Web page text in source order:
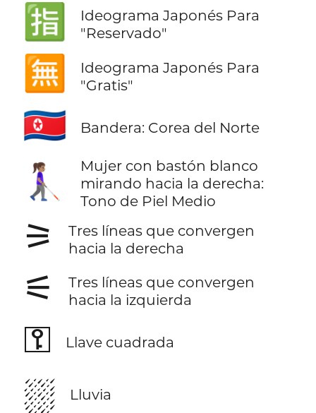
🈯
Ideograma Japonés Para
"Reservado"
🈚
Ideograma Japonés Para
"Gratis"
🇰🇵 Bandera: Corea del Norte
👩🏽‍🦯‍➡️
Mujer con bastón blanco
mirando hacia la derecha:
Tono de Piel Medio
⚞
Tres líneas que convergen
hacia la derecha
⚟
Tres líneas que convergen
hacia la izquierda
⚿ Llave cuadrada
⛆ Lluvia